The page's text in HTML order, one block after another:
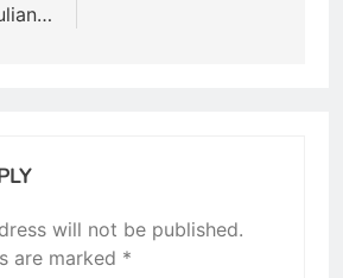
will not be published.
are marked *